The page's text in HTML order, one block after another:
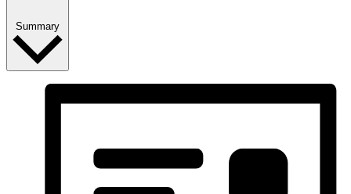
Summary